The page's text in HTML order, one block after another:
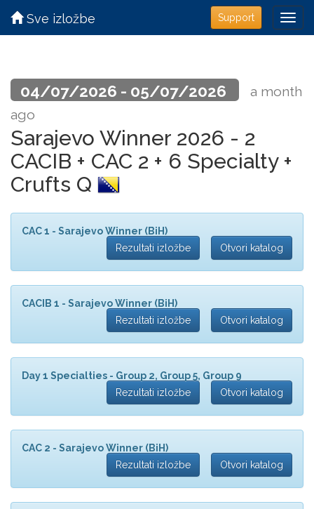
Support
Sve izložbe
04/07/2026 - 05/07/2026
a month
ago
Sarajevo Winner 2026 - 2
CACIB + CAC 2 + 6 Specialty +
Crufts Q
CAC 1 - Sarajevo Winner (BiH)
Rezultati izložbe
Otvori katalog
CACIB 1 - Sarajevo Winner (BiH)
Rezultati izložbe
Otvori katalog
Day 1 Specialties - Group 2, Group 5, Group 9
Rezultati izložbe
Otvori katalog
CAC 2 - Sarajevo Winner (BiH)
Rezultati izložbe
Otvori katalog